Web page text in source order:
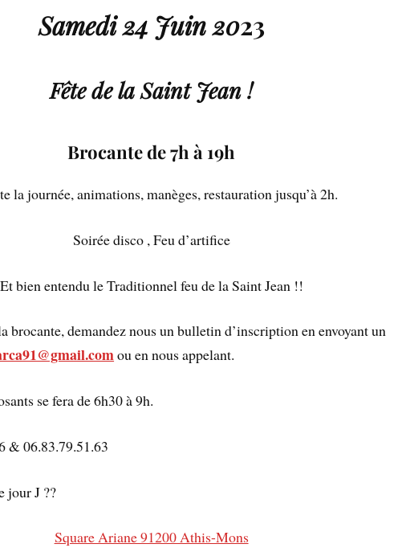
Samedi 24 Juin 2023
Fête de la Saint Jean !
Brocante de 7h à 19h
la journée, animations, manèges, restauration jusqu’à 2h.
Soirée disco , Feu d’artifice
Et bien entendu le Traditionnel feu de la Saint Jean !!
brocante, demandez nous un bulletin d’inscription en envoyant un
ou en nous appelant.
se fera de 6h30 à 9h.
& 06.83.79.51.63
jour J ??
Square Ariane 91200 Athis-Mons